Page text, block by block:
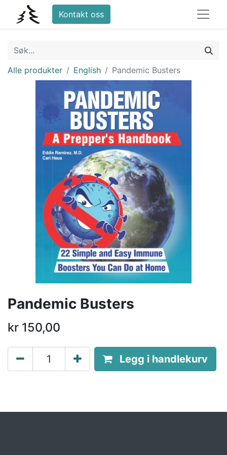
Kontakt oss
Alle produkter English Pandemic Busters
Pandemic Busters
kr 150,00
Legg i handlekurv